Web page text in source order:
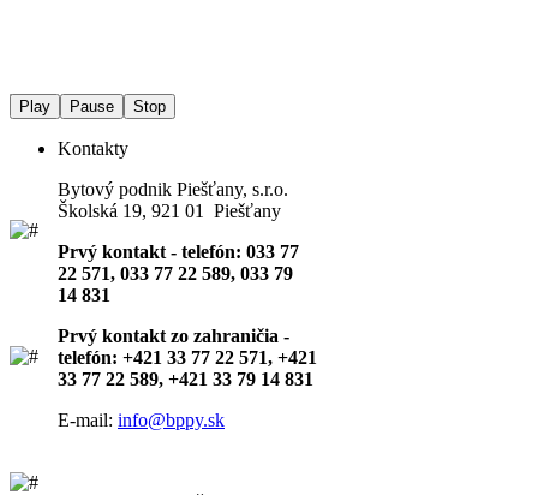
Play Pause Stop
Kontakty
Bytový podnik Piešťany, s.r.o.
Školská 19, 921 01 Piešťany
Prvý kontakt - telefón: 033 77
22 571, 033 77 22 589, 033 79
14 831
Prvý kontakt zo zahraničia -
telefón: +421 33 77 22 571, +421
33 77 22 589, +421 33 79 14 831
E-mail: info@bppy.sk